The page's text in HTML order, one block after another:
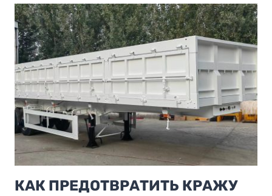
ЛИБО
ОСОБЫЕ
ТРЕБОВАНИЯ
К
КОНТЕЙНЕРАМ
ДЛЯ
КАБЕЛЬНЫХ
БАРАБАНОВ?
КАК ПРЕДОТВРАТИТЬ КРАЖУ